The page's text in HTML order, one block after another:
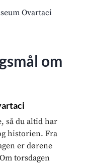
om
så du altid har
historien. Fra
er dørene
torsdagen